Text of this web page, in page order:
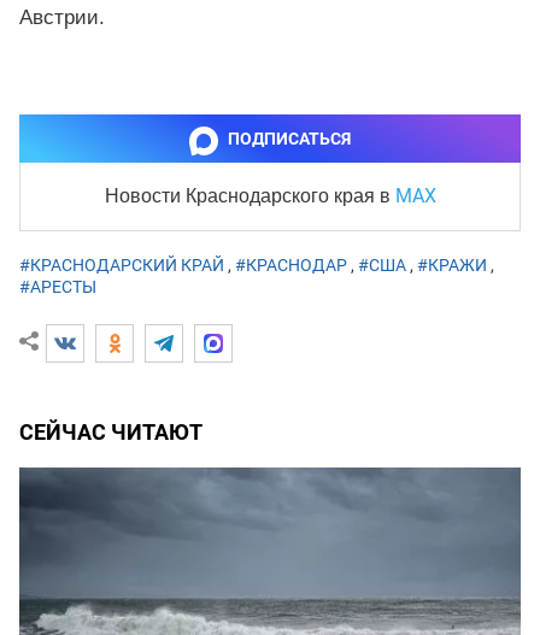
Австрии.
ПОДПИСАТЬСЯ
Новости Краснодарского края в MAX
#КРАСНОДАРСКИЙ КРАЙ , #КРАСНОДАР, #США, #КРАЖИ ,
#АРЕСТЫ
СЕЙЧАС ЧИТАЮТ